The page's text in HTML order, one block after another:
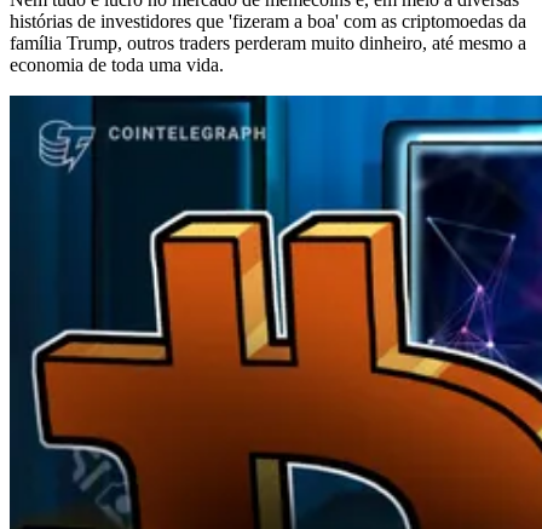
histórias de investidores que 'fizeram a boa' com as criptomoedas da
família Trump, outros traders perderam muito dinheiro, até mesmo a
economia de toda uma vida.